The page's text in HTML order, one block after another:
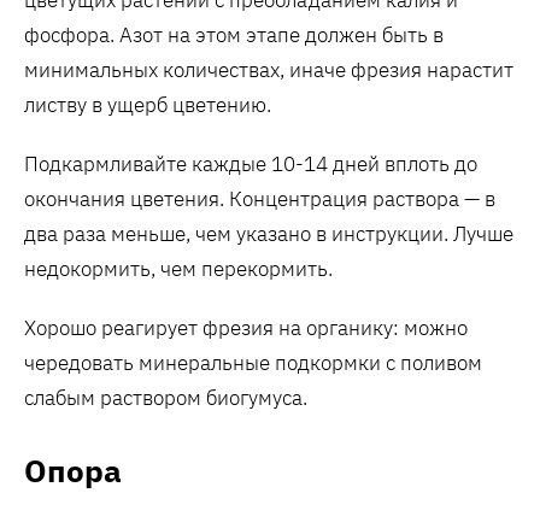
фосфора. Азот на этом этапе должен быть в
минимальных количествах, иначе фрезия нарастит
листву в ущерб цветению.
Подкармливайте каждые 10-14 дней вплоть до
окончания цветения. Концентрация раствора — в
два раза меньше, чем указано в инструкции. Лучше
недокормить, чем перекормить.
Хорошо реагирует фрезия на органику: можно
чередовать минеральные подкормки с поливом
слабым раствором биогумуса.
Опора